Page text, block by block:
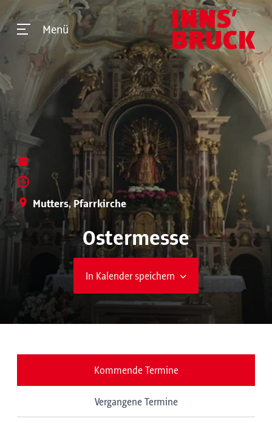
Menü
Mutters, Pfarrkirche
Ostermesse
In Kalender speichern
Kommende Termine
Vergangene Termine